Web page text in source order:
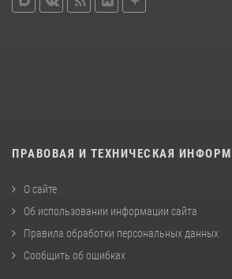
ПРАВОВАЯ И ТЕХНИЧЕСКАЯ
О сайте
Об использовании информации сайта
Правила обработки персональных данных
Сообщить об ошибках